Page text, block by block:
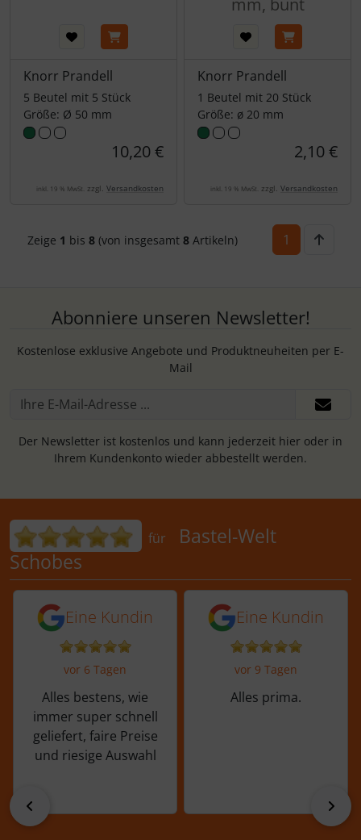
Knorr Prandell
5 Beutel mit 5 Stück
Größe: Ø 50 mm
10,20 €
inkl. 19 % MwSt. zzgl. Versandkosten
mm, bunt
Knorr Prandell
1 Beutel mit 20 Stück
Größe: ø 20 mm
2,10 €
inkl. 19 % MwSt. zzgl. Versandkosten
Zeige 1 bis 8(von insgesamt 8Artikeln) 1
Abonniere unseren Newsletter!
Kostenlose exklusive Angebote und Produktneuheiten per E-
Mail
Der Newsletter ist kostenlos und kann jederzeit hier oder in
Ihrem Kundenkonto wieder abbestellt werden.
Bewertungen für Bastel-Welt
für
Bastel-Welt
Schobes
5 von 5 Sternen von einer Kundin vor
Eine Kundin
vor 6 Tagen
Alles bestens, wie
immer super schnell
geliefert, faire Preise
und riesige Auswahl
5 von 5 Sternen
Eine Kundin
vor 9 Tagen
Alles prima.
vor